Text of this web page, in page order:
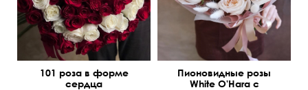
101 роза в форме
сердца
Пионовидные розы
White O'Hara с